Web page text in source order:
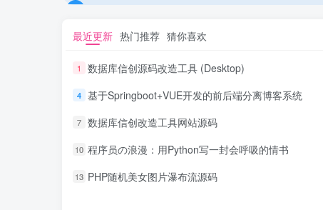
最近更新 热门推荐 猜你喜欢
1 数据库信创源码改造工具 (Desktop)
4 基于Springboot+VUE开发的前后端分离博客系统
7 数据库信创改造工具网站源码
10 程序员の浪漫：用Python写一封会呼吸的情书
13 PHP随机美女图片瀑布流源码